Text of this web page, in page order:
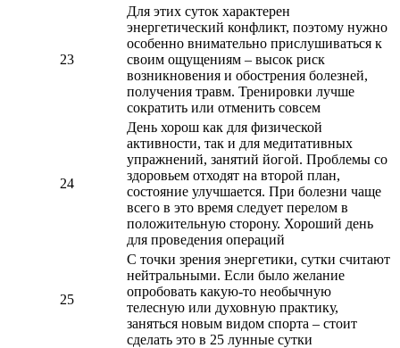
23
Для этих суток характерен
энергетический конфликт, поэтому нужно
особенно внимательно прислушиваться к
своим ощущениям – высок риск
возникновения и обострения болезней,
получения травм. Тренировки лучше
сократить или отменить совсем
24
День хорош как для физической
активности, так и для медитативных
упражнений, занятий йогой. Проблемы со
здоровьем отходят на второй план,
состояние улучшается. При болезни чаще
всего в это время следует перелом в
положительную сторону. Хороший день
для проведения операций
25
С точки зрения энергетики, сутки считают
нейтральными. Если было желание
опробовать какую-то необычную
телесную или духовную практику,
заняться новым видом спорта – стоит
сделать это в 25 лунные сутки